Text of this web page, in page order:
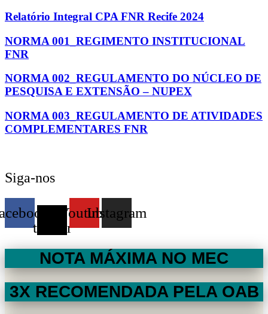
Relatório Integral CPA FNR Recife 2024
NORMA 001_REGIMENTO INSTITUCIONAL
FNR
NORMA 002_REGULAMENTO DO NÚCLEO DE
PESQUISA E EXTENSÃO – NUPEX
NORMA 003_REGULAMENTO DE ATIVIDADES
COMPLEMENTARES FNR
Siga-nos
twitter
YoutubeInstagram
NOTA MÁXIMA NO MEC
3X RECOMENDADA PELA OAB